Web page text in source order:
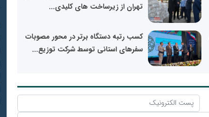
تهران از زیرساخت های کلیدی...
کسب رتبه دستگاه برتر در محور مصوبات
سفرهای استانی توسط شرکت توزیع...